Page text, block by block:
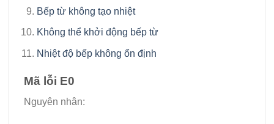
Bếp từ không tạo nhiệt
Không thể khởi động bếp từ
Nhiệt độ bếp không ổn định
Mã lỗi E0
Nguyên nhân: